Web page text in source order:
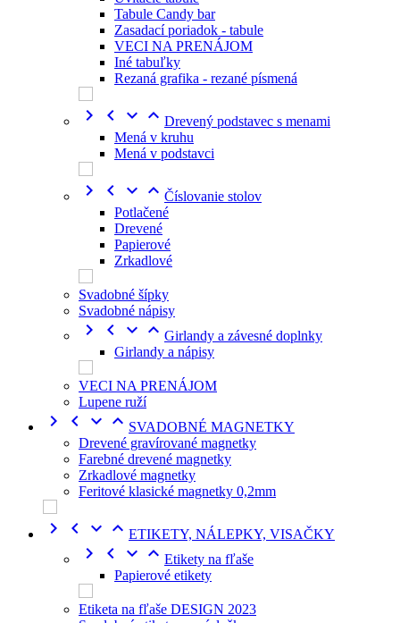
Tabule Candy bar
Zasadací poriadok - tabule
VECI NA PRENÁJOM
Iné tabuľky
Rezaná grafika - rezané písmená
    Drevený podstavec s menami
Mená v kruhu
Mená v podstavci
    Číslovanie stolov
Potlačené
Drevené
Papierové
Zrkadlové
Svadobné šípky
Svadobné nápisy
    Girlandy a závesné doplnky
Girlandy a nápisy
VECI NA PRENÁJOM
Lupene ruží
    SVADOBNÉ MAGNETKY
Drevené gravírované magnetky
Farebné drevené magnetky
Zrkadlové magnetky
Feritové klasické magnetky 0,2mm
    ETIKETY, NÁLEPKY, VISAČKY
    Etikety na fľaše
Papierové etikety
Etiketa na fľaše DESIGN 2023